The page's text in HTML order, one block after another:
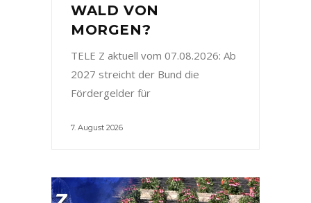
WALD VON
MORGEN?
TELE Z aktuell vom 07.08.2026: Ab
2027 streicht der Bund die
Fördergelder für
7. August 2026